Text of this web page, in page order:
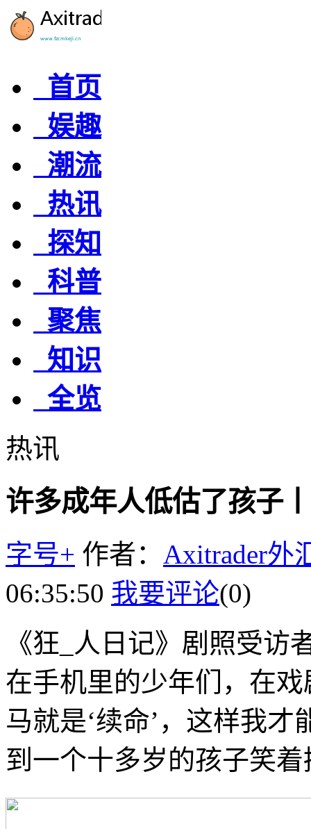
首页
娱趣
潮流
热讯
探知
科普
聚焦
知识
全览
热讯
许多成年人低估了孩子
字号+ 作者： Axitrader外
06:35:50 我要评论(0)
《狂_人日记》剧照受访
在手机里的少年们，在
马就是‘续命’，这样我
到一个十多岁的孩子笑